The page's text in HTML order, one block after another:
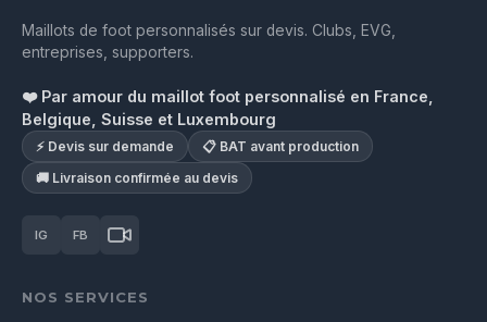
Maillots de foot personnalisés sur devis. Clubs, EVG,
entreprises, supporters.
❤️ Par amour du maillot foot personnalisé en France,
Belgique, Suisse et Luxembourg
⚡ Devis sur demande
📋 BAT avant production
🚚 Livraison confirmée au devis
IG FB
NOS SERVICES